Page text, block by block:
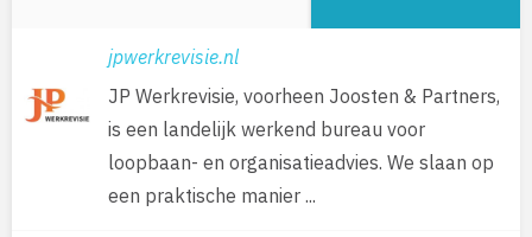
jpwerkrevisie.nl
JP Werkrevisie, voorheen Joosten & Partners,
is een landelijk werkend bureau voor
loopbaan- en organisatieadvies. We slaan op
een praktische manier ...